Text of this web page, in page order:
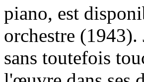
piano, est
orchestre (1943).
sans toutefois